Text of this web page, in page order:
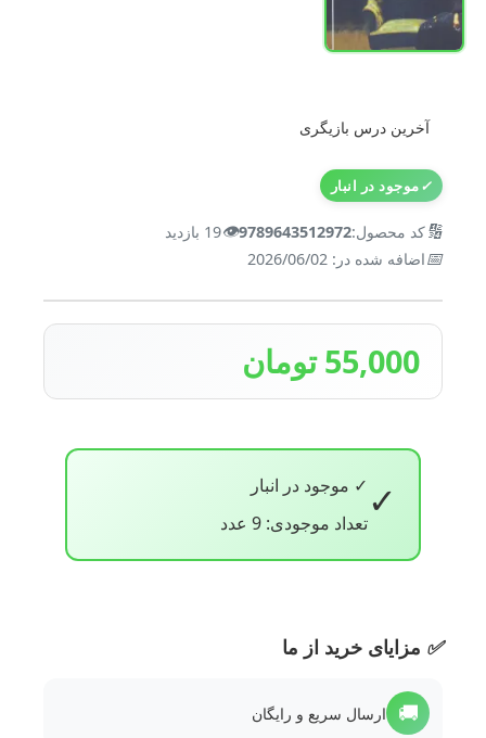
آخرین درس بازیگری
✓موجود در انبار
🔢کد محصول:9789643512972
👁️19 بازدید
📅اضافه شده در: 2026/06/02
55,000 تومان
✓ ✓ موجود در انبار
تعداد موجودی: 9 عدد
✅ مزایای خرید از ما
🚚 ارسال سریع و رایگان